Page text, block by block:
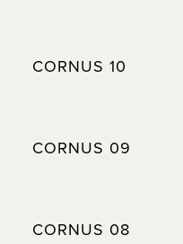
CORNUS 10
CORNUS 09
CORNUS 08